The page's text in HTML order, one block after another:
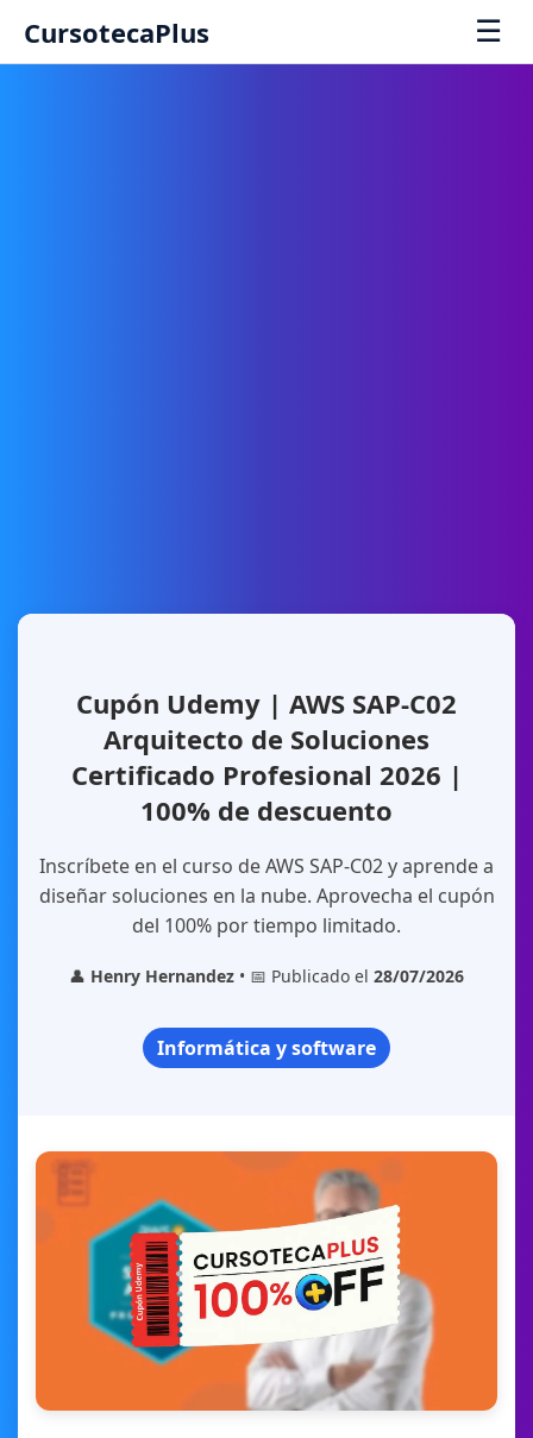
CursotecaPlus ☰
Cupón Udemy | AWS SAP-C02
Arquitecto de Soluciones
Certificado Profesional 2026 |
100% de descuento
Inscríbete en el curso de AWS SAP-C02 y aprende a
diseñar soluciones en la nube. Aprovecha el cupón
del 100% por tiempo limitado.
👤 Henry Hernandez • 📅 Publicado el 28/07/2026
Informática y software